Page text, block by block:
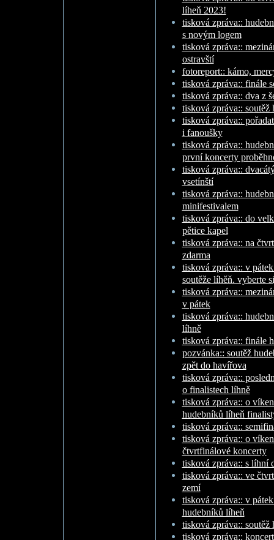
líheň 2023!
tisková zpráva::
s novým logem
tisková zpráva::
ostravští
fotoreport:: kámo,
tisková zpráva:: finále
tisková zpráva:: dva z
tisková zpráva::
tisková zpráva::
i fanoušky
tisková zpráva::
první koncerty
tisková zpráva::
vsetínští
tisková zpráva::
minifestivalem
tisková zpráva:: do
pětice kapel
tisková zpráva:: na
zdarma
tisková zpráva:: v
soutěže líhěň. vyberte
tisková zpráva::
v pátek
tisková zpráva::
líhně
tisková zpráva:: finále
pozvánka:: soutěž
zpět do havířova
tisková zpráva::
o finalistech líhně
tisková zpráva:: o
hudebníků líheň
tisková zpráva::
tisková zpráva:: o
čtvrtfinálové koncerty
tisková zpráva:: s líhní
tisková zpráva:: ve
zemí
tisková zpráva:: v
hudebníků líheň
tisková zpráva::
tisková zpráva::